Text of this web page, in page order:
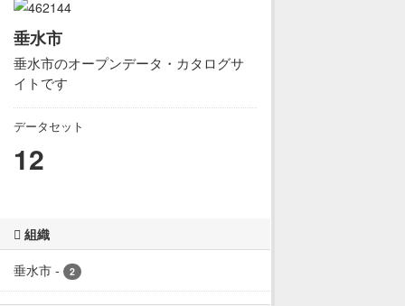
垂水市
垂水市のオープンデータ・カタログサ
イトです
データセット
12
組織
垂水市 - 2